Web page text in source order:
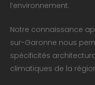
l’environnement.
Notre connaissance
sur-Garonne nous
spécificités
climatiques de la